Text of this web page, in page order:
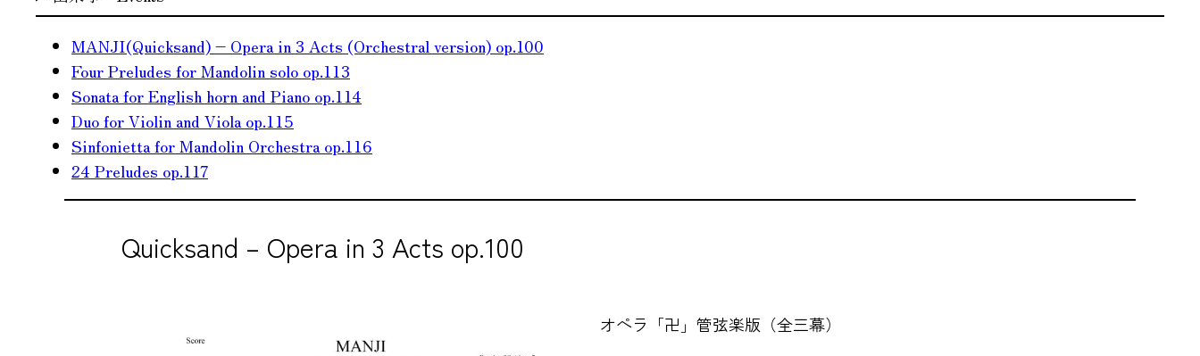
MANJI(Quicksand) – Opera in 3 Acts (Orchestral version) op.100
Four Preludes for Mandolin solo op.113
Sonata for English horn and Piano op.114
Duo for Violin and Viola op.115
Sinfonietta for Mandolin Orchestra op.116
24 Preludes op.117
Quicksand – Opera in 3 Acts op.100
オペラ「卍」管弦楽版（全三幕）